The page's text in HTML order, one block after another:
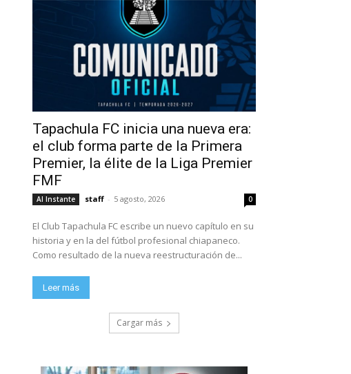
Tapachula FC inicia una nueva era:
el club forma parte de la Primera
Premier, la élite de la Liga Premier
FMF
Al Instante staff - 5 agosto, 2026 0
El Club Tapachula FC escribe un nuevo capítulo en su
historia y en la del fútbol profesional chiapaneco.
Como resultado de la nueva reestructuración de...
Leer más
Cargar más